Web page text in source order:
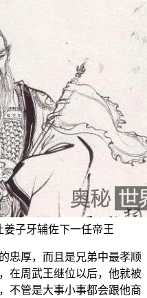
子牙辅佐下一任帝王
忠厚，而且是兄弟中最孝顺
在周武王继位以后，他就被
不管是大事小事都会跟他商